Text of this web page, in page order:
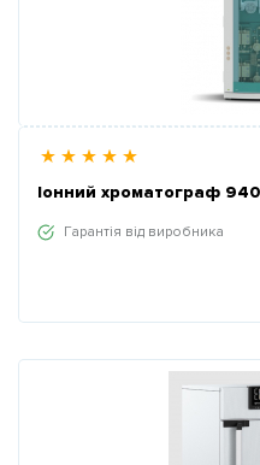
Іонний хроматограф
Гарантія від виробника